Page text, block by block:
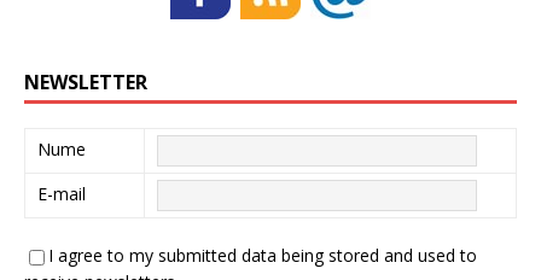
NEWSLETTER
Nume
E-mail
I agree to my submitted data being stored and used to